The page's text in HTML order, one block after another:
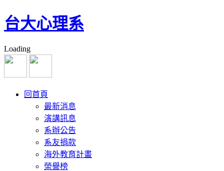
台大心理系
Loading
回首頁
最新消息
演講訊息
系辦公告
系友捐款
海外教育計畫
榮譽榜